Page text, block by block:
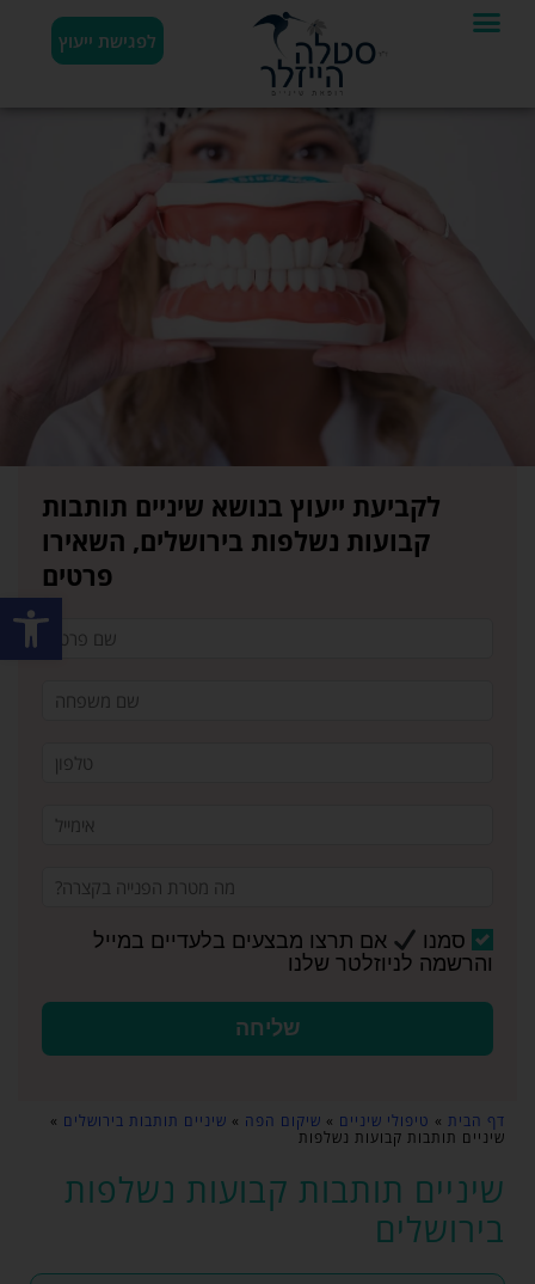
פתח
לפגישת ייעוץ
דף הבית » טיפולי שיניים » שיקום הפה » שיניים תותבות בירושלים »
שיניים תותבות קבועות נשלפות
שיניים תותבות קבועות נשלפות
בירושלים
לקביעת ייעוץ בנושא שיניים תותבות
קבועות נשלפות בירושלים, השאירו
פרטים
סמנו
אם תרצו מבצעים בלעדיים במייל
והרשמה לניוזלטר שלנו
שליחה